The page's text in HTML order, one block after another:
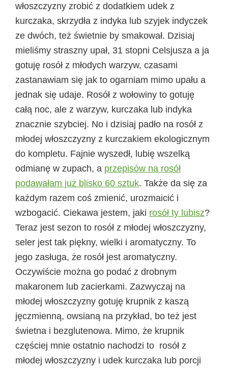
włoszczyzny zrobić z dodatkiem udek z
kurczaka, skrzydła z indyka lub szyjek indyczek
ze dwóch, też świetnie by smakował. Dzisiaj
mieliśmy straszny upał, 31 stopni Celsjusza a ja
gotuję rosół z młodych warzyw, czasami
zastanawiam się jak to ogarniam mimo upału a
jednak się udaje. Rosół z wołowiny to gotuję
całą noc, ale z warzyw, kurczaka lub indyka
znacznie szybciej. No i dzisiaj padło na rosół z
młodej włoszczyzny z kurczakiem ekologicznym
do kompletu. Fajnie wyszedł, lubię wszelką
odmianę w zupach, a przepisów na rosół
podawałam już blisko 60 sztuk. Także da się za
każdym razem coś zmienić, urozmaicić i
wzbogacić. Ciekawa jestem, jaki rosół ty lubisz?
Teraz jest sezon to rosół z młodej włoszczyzny,
seler jest tak piękny, wielki i aromatyczny. To
jego zasługa, że rosół jest aromatyczny.
Oczywiście można go podać z drobnym
makaronem lub zacierkami. Zazwyczaj na
młodej włoszczyzny gotuję krupnik z kaszą
jęczmienną, owsianą na przykład, bo też jest
świetna i bezglutenowa. Mimo, że krupnik
częściej mnie ostatnio nachodzi to rosół z
młodej włoszczyzny i udek kurczaka lub porcji